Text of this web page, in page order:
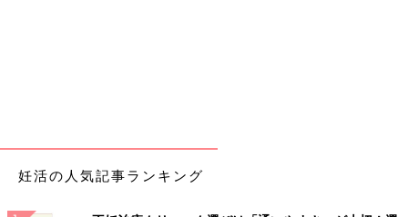
妊活の人気記事ランキング